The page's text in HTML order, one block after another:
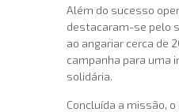
Além do sucesso
destacaram-se pelo
ao angariar cerca de
campanha para uma
solidária.
Concluída a missão,